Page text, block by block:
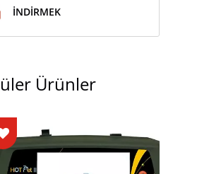
İNDIRMEK
Ürünler